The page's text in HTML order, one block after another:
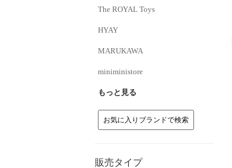
The ROYAL Toys
HYAY
MARUKAWA
miniministore
もっと見る
お気に入りブランドで検索
販売タイプ